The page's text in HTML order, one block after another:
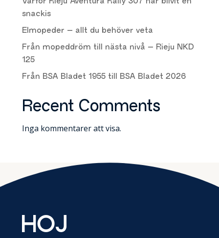
snackis
Elmopeder – allt du behöver veta
Från mopeddröm till nästa nivå – Rieju NKD
125
Från BSA Bladet 1955 till BSA Bladet 2026
Recent Comments
Inga kommentarer att visa.